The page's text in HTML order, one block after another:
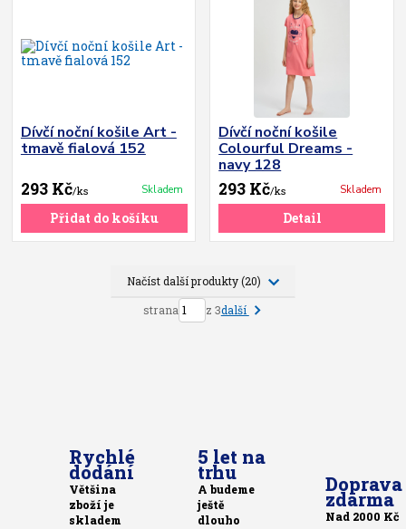
Dívčí noční košile Art -
tmavě fialová 152
293 Kč/ks Skladem
Přidat do košíku
Dívčí noční košile
Colourful Dreams -
navy 128
293 Kč/ks Skladem
Detail
Načíst další produkty (20)
strana z 3další
Rychlé
dodání
Většina
zboží je
skladem
5 let na
trhu
A budeme
ještě
dlouho
Doprava
zdarma
Nad 2000 Kč